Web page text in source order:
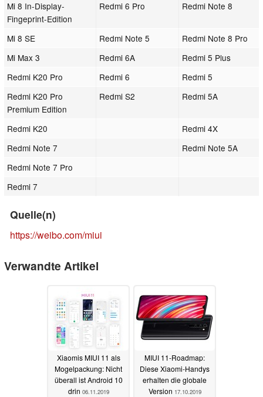
Mi 8 In-Display-
Fingeprint-Edition
Redmi 6 Pro Redmi Note 8
Mi 8 SE Redmi Note 5
Redmi Note 8 Pro
Mi Max 3
Redmi 6A
Redmi 5 Plus
Redmi K20 Pro
Redmi 6
Redmi 5
Redmi K20 Pro
Premium Edition
Redmi S2 Redmi 5A
Redmi K20
Redmi 4X
Redmi Note 7
Redmi Note 5A
Redmi Note 7 Pro
Redmi 7
Quelle(n)
https://weibo.com/miui
Verwandte Artikel
Xiaomis MIUI 11 als
Mogelpackung: Nicht
überall ist Android 10
drin 06.11.2019
MIUI 11-Roadmap:
Diese Xiaomi-Handys
erhalten die globale
Version 17.10.2019